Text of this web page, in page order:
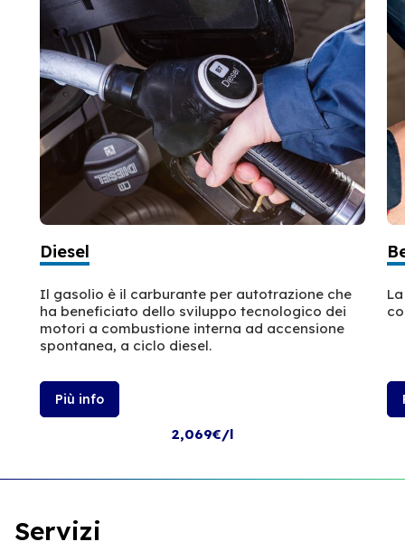
Diesel
Il gasolio è il carburante per autotrazione che
ha beneficiato dello sviluppo tecnologico dei
motori a combustione interna ad accensione
spontanea, a ciclo diesel.
Più info
2,069€/l
Servizi